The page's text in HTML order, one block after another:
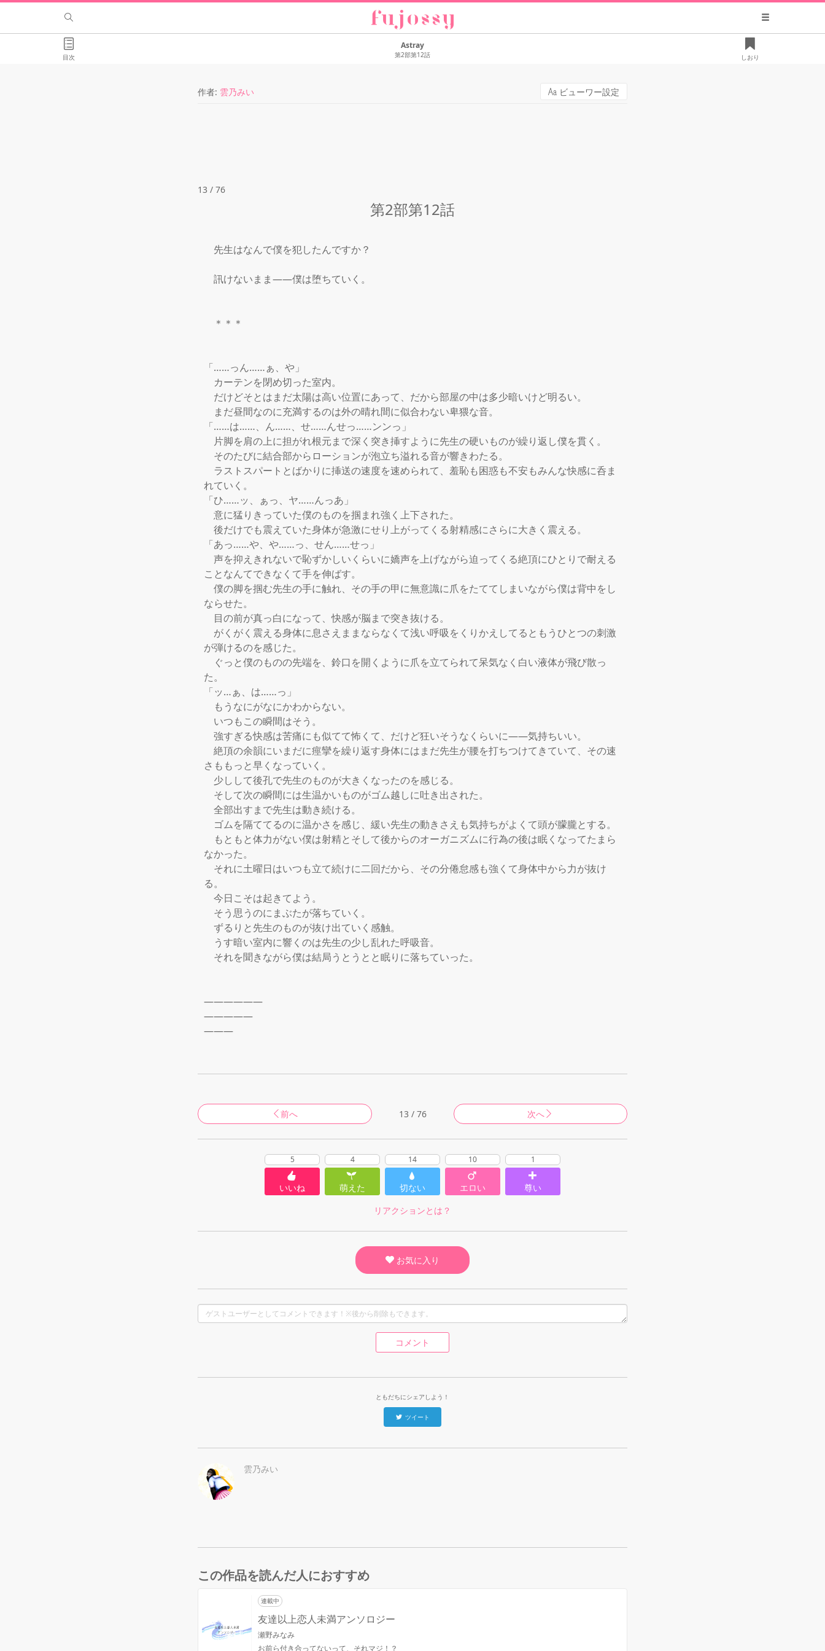
目次
Astray
第2部第12話 しおり
作者: 雲乃みい ビューワー設定
13 / 76
第2部第12話
先生はなんで僕を犯したんですか？
訊けないまま――僕は堕ちていく。
＊＊＊
「……っん……ぁ、や」
カーテンを閉め切った室内。
だけどそとはまだ太陽は高い位置にあって、だから部屋の中は多少暗いけど明るい。
まだ昼間なのに充満するのは外の晴れ間に似合わない卑猥な音。
「……は……、ん……、せ……んせっ……ンンっ」
片脚を肩の上に担がれ根元まで深く突き挿すように先生の硬いものが繰り返し僕を貫く。
そのたびに結合部からローションが泡立ち溢れる音が響きわたる。
ラストスパートとばかりに挿送の速度を速められて、羞恥も困惑も不安もみんな快感に呑ま
れていく。
「ひ……ッ、ぁっ、ヤ……んっあ」
意に猛りきっていた僕のものを掴まれ強く上下された。
後だけでも震えていた身体が急激にせり上がってくる射精感にさらに大きく震える。
「あっ……や、や……っ、せん……せっ」
声を抑えきれないで恥ずかしいくらいに嬌声を上げながら迫ってくる絶頂にひとりで耐える
ことなんてできなくて手を伸ばす。
僕の脚を掴む先生の手に触れ、その手の甲に無意識に爪をたててしまいながら僕は背中をし
ならせた。
目の前が真っ白になって、快感が脳まで突き抜ける。
がくがく震える身体に息さえままならなくて浅い呼吸をくりかえしてるともうひとつの刺激
が弾けるのを感じた。
ぐっと僕のものの先端を、鈴口を開くように爪を立てられて呆気なく白い液体が飛び散っ
た。
「ッ…ぁ、は……っ」
もうなにがなにかわからない。
いつもこの瞬間はそう。
強すぎる快感は苦痛にも似てて怖くて、だけど狂いそうなくらいに――気持ちいい。
絶頂の余韻にいまだに痙攣を繰り返す身体にはまだ先生が腰を打ちつけてきていて、その速
さももっと早くなっていく。
少しして後孔で先生のものが大きくなったのを感じる。
そして次の瞬間には生温かいものがゴム越しに吐き出された。
全部出すまで先生は動き続ける。
ゴムを隔ててるのに温かさを感じ、緩い先生の動きさえも気持ちがよくて頭が朦朧とする。
もともと体力がない僕は射精とそして後からのオーガニズムに行為の後は眠くなってたまら
なかった。
それに土曜日はいつも立て続けに二回だから、その分倦怠感も強くて身体中から力が抜け
る。
今日こそは起きてよう。
そう思うのにまぶたが落ちていく。
ずるりと先生のものが抜け出ていく感触。
うす暗い室内に響くのは先生の少し乱れた呼吸音。
それを聞きながら僕は結局うとうとと眠りに落ちていった。
――――――
―――――
―――
前へ 13 / 76 次へ
5
いいね
4
萌えた
14
切ない
10
エロい
1
尊い
リアクションとは？
お気に入り
コメント
ともだちにシェアしよう！
ツイート
雲乃みい
この作品を読んだ人におすすめ
連載中
友達以上恋人未満アンソロジー
瀬野みなみ
お前ら付き合ってないって、それマジ！？